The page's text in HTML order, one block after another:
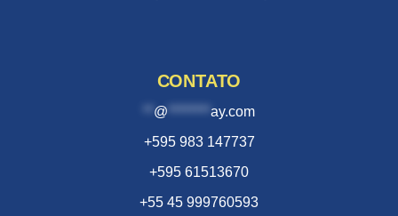
CONTATO
@ ******** ay.com
+595 983 147737
+595 61513670
+55 45 999760593